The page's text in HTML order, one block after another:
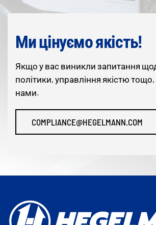
Ми цінуємо якість!
Якщо у вас виникли запитання
політики, управління якістю тощо,
нами.
COMPLIANCE@HEGELMANN.COM